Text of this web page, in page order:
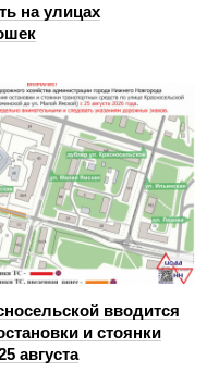
на улицах
вводится
и стоянки
августа